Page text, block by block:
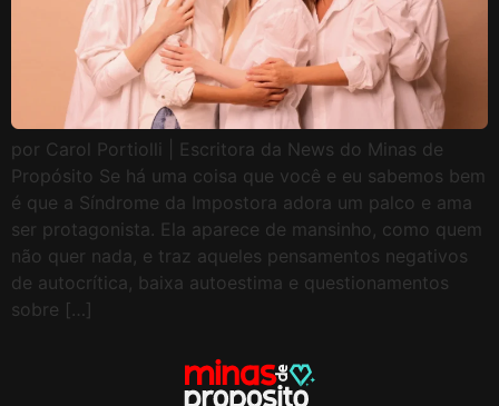
por Carol Portiolli | Escritora da News do Minas de
Propósito Se há uma coisa que você e eu sabemos bem
é que a Síndrome da Impostora adora um palco e ama
ser protagonista. Ela aparece de mansinho, como quem
não quer nada, e traz aqueles pensamentos negativos
de autocrítica, baixa autoestima e questionamentos
sobre […]